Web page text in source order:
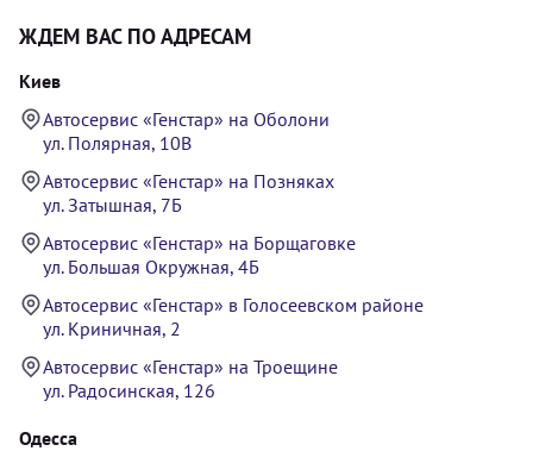
ЖДЕМ ВАС ПО АДРЕСАМ
Киев
Автосервис «Генстар» на Оболони
ул. Полярная, 10В
Автосервис «Генстар» на Позняках
ул. Затышная, 7Б
Автосервис «Генстар» на Борщаговке
ул. Большая Окружная, 4Б
Автосервис «Генстар» в Голосеевском районе
ул. Криничная, 2
Автосервис «Генстар» на Троещине
ул. Радосинская, 126
Одесса